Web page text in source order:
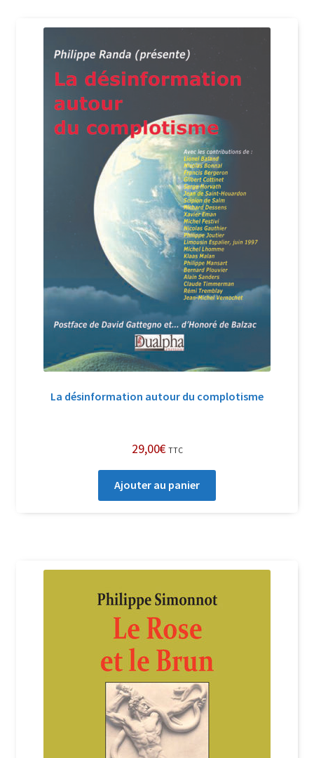
La désinformation autour du complotisme
29,00€ TTC
Ajouter au panier